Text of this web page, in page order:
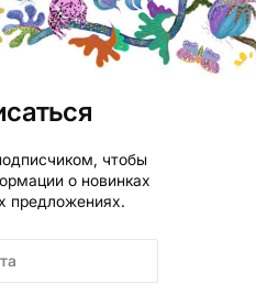
чтобы
о новинках
предложениях.